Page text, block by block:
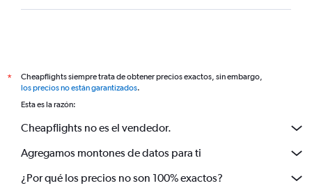
*
Cheapflights siempre trata de obtener precios exactos, sin embargo,
los precios no están garantizados.
Esta es la razón:
Cheapflights no es el vendedor.
Agregamos montones de datos para ti
¿Por qué los precios no son 100% exactos?